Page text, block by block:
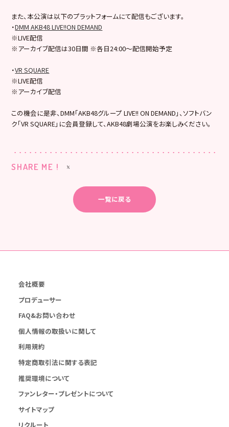
また、本公演は以下のプラットフォームにて配信もございます。
・DMM AKB48 LIVE!!ON DEMAND
※LIVE配信
※アーカイブ配信は30日間 ※各日24:00～配信開始予定
・VR SQUARE
※LIVE配信
※アーカイブ配信
この機会に是非、DMM「AKB48グループ LIVE!! ON DEMAND」、ソフトバン
ク「VR SQUARE」に会員登録して、AKB48劇場公演をお楽しみください。
SHARE ME !
一覧に戻る
会社概要
プロデューサー
FAQ&お問い合わせ
個人情報の取扱いに関して
利用規約
特定商取引法に関する表記
推奨環境について
ファンレター・プレゼントについて
サイトマップ
リクルート